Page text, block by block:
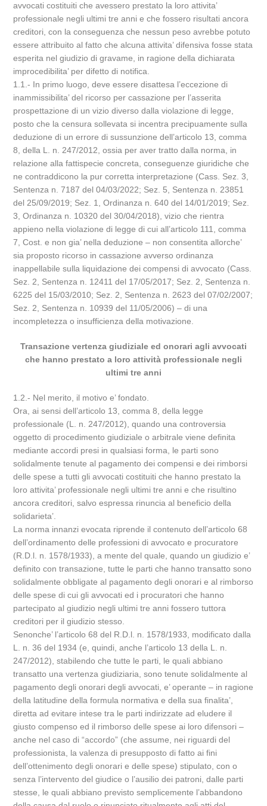
avvocati costituiti che avessero prestato la loro attivita’
professionale negli ultimi tre anni e che fossero risultati ancora
creditori, con la conseguenza che nessun peso avrebbe potuto
essere attribuito al fatto che alcuna attivita’ difensiva fosse stata
esperita nel giudizio di gravame, in ragione della dichiarata
improcedibilita’ per difetto di notifica.
1.1.- In primo luogo, deve essere disattesa l’eccezione di
inammissibilita’ del ricorso per cassazione per l’asserita
prospettazione di un vizio diverso dalla violazione di legge,
posto che la censura sollevata si incentra precipuamente sulla
deduzione di un errore di sussunzione dell’articolo 13, comma
8, della L. n. 247/2012, ossia per aver tratto dalla norma, in
relazione alla fattispecie concreta, conseguenze giuridiche che
ne contraddicono la pur corretta interpretazione (Cass. Sez. 3,
Sentenza n. 7187 del 04/03/2022; Sez. 5, Sentenza n. 23851
del 25/09/2019; Sez. 1, Ordinanza n. 640 del 14/01/2019; Sez.
3, Ordinanza n. 10320 del 30/04/2018), vizio che rientra
appieno nella violazione di legge di cui all’articolo 111, comma
7, Cost. e non gia’ nella deduzione – non consentita allorche’
sia proposto ricorso in cassazione avverso ordinanza
inappellabile sulla liquidazione dei compensi di avvocato (Cass.
Sez. 2, Sentenza n. 12411 del 17/05/2017; Sez. 2, Sentenza n.
6225 del 15/03/2010; Sez. 2, Sentenza n. 2623 del 07/02/2007;
Sez. 2, Sentenza n. 10939 del 11/05/2006) – di una
incompletezza o insufficienza della motivazione.
Transazione vertenza giudiziale ed onorari agli avvocati
che hanno prestato a loro attività professionale negli
ultimi tre anni
1.2.- Nel merito, il motivo e’ fondato.
Ora, ai sensi dell’articolo 13, comma 8, della legge
professionale (L. n. 247/2012), quando una controversia
oggetto di procedimento giudiziale o arbitrale viene definita
mediante accordi presi in qualsiasi forma, le parti sono
solidalmente tenute al pagamento dei compensi e dei rimborsi
delle spese a tutti gli avvocati costituiti che hanno prestato la
loro attivita’ professionale negli ultimi tre anni e che risultino
ancora creditori, salvo espressa rinuncia al beneficio della
solidarieta’.
La norma innanzi evocata riprende il contenuto dell’articolo 68
dell’ordinamento delle professioni di avvocato e procuratore
(R.D.l. n. 1578/1933), a mente del quale, quando un giudizio e’
definito con transazione, tutte le parti che hanno transatto sono
solidalmente obbligate al pagamento degli onorari e al rimborso
delle spese di cui gli avvocati ed i procuratori che hanno
partecipato al giudizio negli ultimi tre anni fossero tuttora
creditori per il giudizio stesso.
Senonche’ l’articolo 68 del R.D.l. n. 1578/1933, modificato dalla
L. n. 36 del 1934 (e, quindi, anche l’articolo 13 della L. n.
247/2012), stabilendo che tutte le parti, le quali abbiano
transatto una vertenza giudiziaria, sono tenute solidalmente al
pagamento degli onorari degli avvocati, e’ operante – in ragione
della latitudine della formula normativa e della sua finalita’,
diretta ad evitare intese tra le parti indirizzate ad eludere il
giusto compenso ed il rimborso delle spese ai loro difensori –
anche nel caso di “accordo” (che assume, nei riguardi del
professionista, la valenza di presupposto di fatto ai fini
dell’ottenimento degli onorari e delle spese) stipulato, con o
senza l’intervento del giudice o l’ausilio dei patroni, dalle parti
stesse, le quali abbiano previsto semplicemente l’abbandono